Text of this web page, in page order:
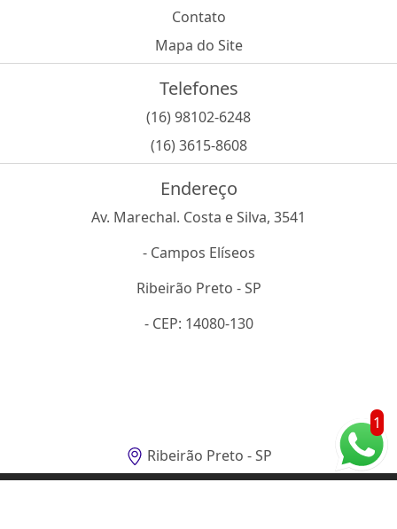
Contato
Mapa do Site
Telefones
(16) 98102-6248
(16) 3615-8608
Endereço
Av. Marechal. Costa e Silva, 3541
- Campos Elíseos
Ribeirão Preto - SP
- CEP: 14080-130
Ribeirão Preto - SP
1